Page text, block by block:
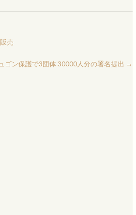
売
ゴン保護で3団体 30000人分の署名提出 →